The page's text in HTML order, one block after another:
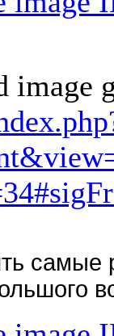
image
самые